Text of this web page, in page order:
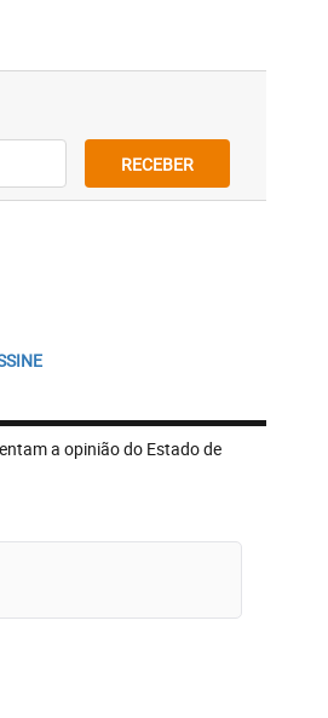
RECEBER
a opinião do Estado de